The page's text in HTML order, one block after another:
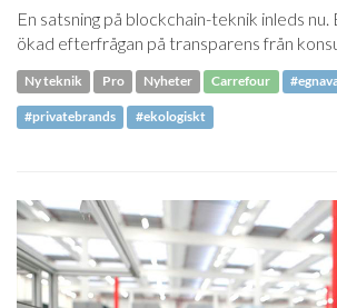
En satsning på blockchain-teknik inleds nu.
ökad efterfrågan på transparens från
Ny teknik Pro Nyheter Carrefour
#privatebrands #ekologiskt